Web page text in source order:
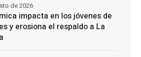
impacta en los jóvenes de
y erosiona el respaldo a La
de 2026